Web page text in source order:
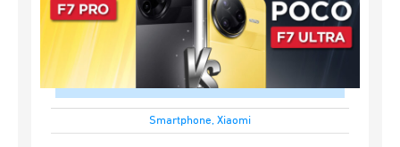
Smartphone, Xiaomi